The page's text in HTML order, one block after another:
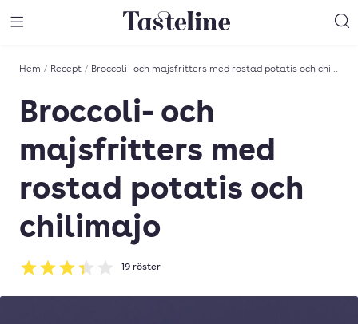
Till Tastelines startsida
Hem / Recept / Broccoli- och majsfritters med rostad potatis och chilimajo
Broccoli- och
majsfritters med
rostad potatis och
chilimajo
Betyg: 3.37 av 5
19 röster